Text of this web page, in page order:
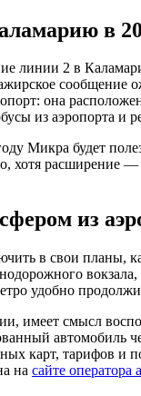
в
линии 2 в
она
из аэропорта и
Микра будет
хотя расширение
из
в свои планы,
удобно
имеет смысл
карт, тарифов и
на сайте оператора